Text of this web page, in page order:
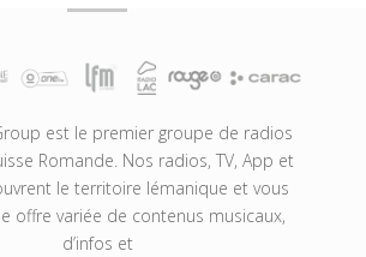
est le premier groupe de radios
Romande. Nos radios, TV, App et
le territoire lémanique et vous
offre variée de contenus musicaux,
d’infos et